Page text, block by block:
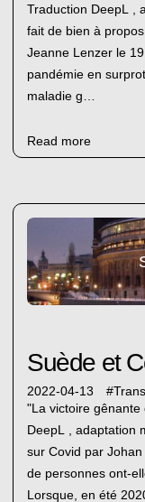
Traduction DeepL ,
fait de bien à
Jeanne Lenzer le
pandémie en
maladie g…
Read more
Suède et
2022-04-13 #
"La victoire gênante
DeepL , adaptation
sur Covid par
de personnes ont-
Lorsque, en été